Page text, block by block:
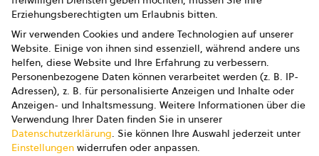
Datenschutz
AGB
AGB Marketing GmbH
AGB Bildung
Newsletter
Erziehungsberechtigten um Erlaubnis bitten.
Wir verwenden Cookies und andere Technologien auf unserer
Website. Einige von ihnen sind essenziell, während andere uns
helfen, diese Website und Ihre Erfahrung zu verbessern.
Personenbezogene Daten können verarbeitet werden (z. B. IP-
Adressen), z. B. für personalisierte Anzeigen und Inhalte oder
Anzeigen- und Inhaltsmessung. Weitere Informationen über die
Verwendung Ihrer Daten finden Sie in unserer
Datenschutzerklärung. Sie können Ihre Auswahl jederzeit unter
Einstellungen widerrufen oder anpassen.